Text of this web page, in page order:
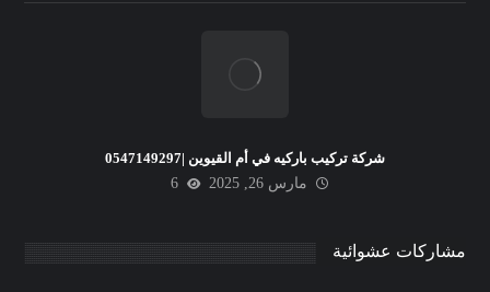
شركة تركيب باركيه في أم القيوين |0547149297
مارس 26, 2025
6
مشاركات عشوائية